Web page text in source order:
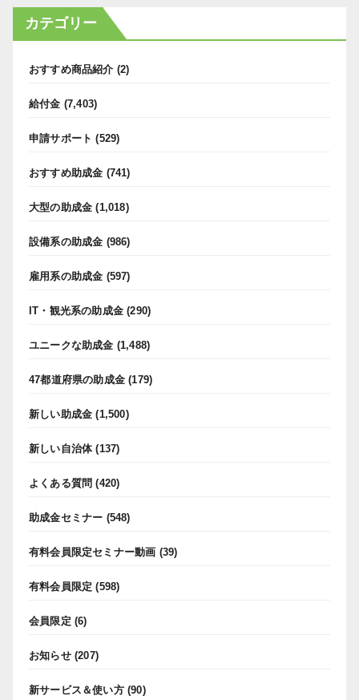
カテゴリー
おすすめ商品紹介 (2)
給付金 (7,403)
申請サポート (529)
おすすめ助成金 (741)
大型の助成金 (1,018)
設備系の助成金 (986)
雇用系の助成金 (597)
IT・観光系の助成金 (290)
ユニークな助成金 (1,488)
47都道府県の助成金 (179)
新しい助成金 (1,500)
新しい自治体(137)
よくある質問 (420)
助成金セミナー (548)
有料会員限定セミナー動画 (39)
有料会員限定 (598)
会員限定 (6)
お知らせ(207)
新サービス＆使い方(90)